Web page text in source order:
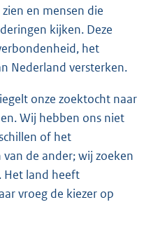
en mensen die
kijken. Deze
het
Nederland versterken.
onze zoektocht naar
Wij hebben ons niet
of het
de ander; wij zoeken
Het land heeft
vroeg de kiezer op